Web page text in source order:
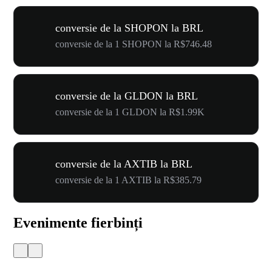
conversie de la SHOPON la BRL
conversie de la 1 SHOPON la R$746.48
conversie de la GLDON la BRL
conversie de la 1 GLDON la R$1.99K
conversie de la AXTIB la BRL
conversie de la 1 AXTIB la R$385.79
Evenimente fierbinți